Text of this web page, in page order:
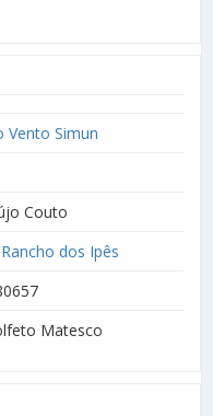
Vento Simun
Couto
dos Ipês
Matesco